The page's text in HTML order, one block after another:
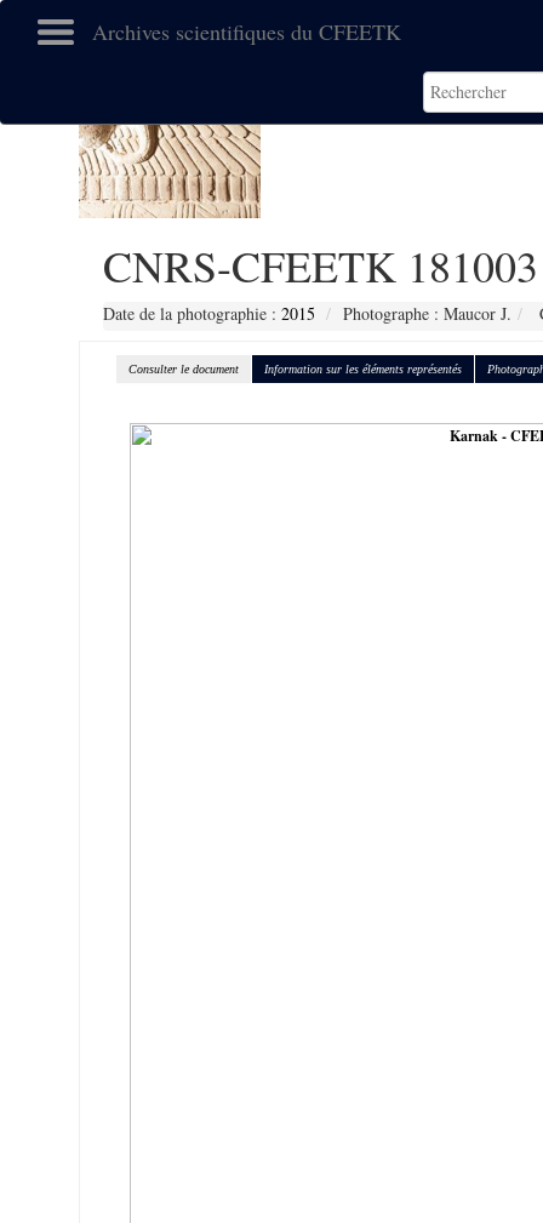
Archives scientifiques du CFEETK
CNRS-CFEETK 181003
Date de la photographie : 2015 Photographe : Maucor J.
Consulter le document Information sur les éléments représentés